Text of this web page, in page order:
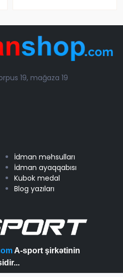
19, mağaza 19
İdman məhsulları
İdman ayaqqabısı
Kubok medal
Blog yazıları
A-sport şirkətinin